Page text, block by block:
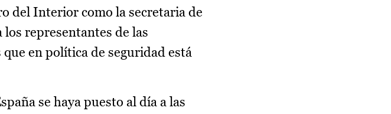
del Interior como la secretaria de
representantes de las
en política de seguridad está
se haya puesto al día a las